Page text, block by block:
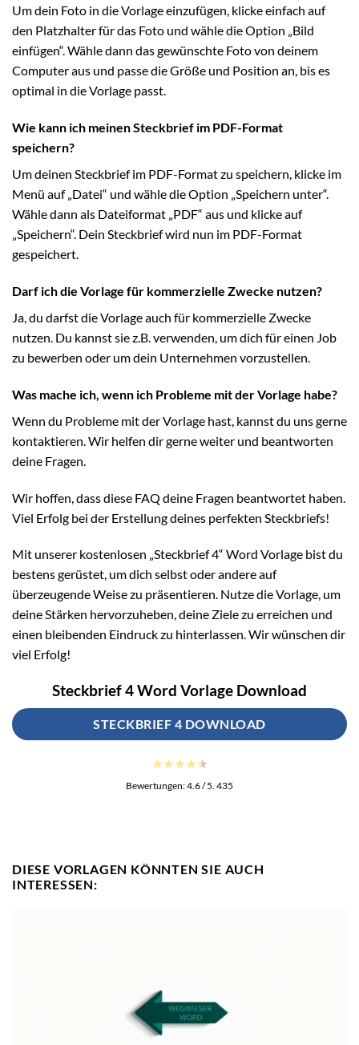
Um dein Foto in die Vorlage einzufügen, klicke einfach auf
den Platzhalter für das Foto und wähle die Option „Bild
einfügen“. Wähle dann das gewünschte Foto von deinem
Computer aus und passe die Größe und Position an, bis es
optimal in die Vorlage passt.
Wie kann ich meinen Steckbrief im PDF-Format
speichern?
Um deinen Steckbrief im PDF-Format zu speichern, klicke im
Menü auf „Datei“ und wähle die Option „Speichern unter“.
Wähle dann als Dateiformat „PDF“ aus und klicke auf
„Speichern“. Dein Steckbrief wird nun im PDF-Format
gespeichert.
Darf ich die Vorlage für kommerzielle Zwecke nutzen?
Ja, du darfst die Vorlage auch für kommerzielle Zwecke
nutzen. Du kannst sie z.B. verwenden, um dich für einen Job
zu bewerben oder um dein Unternehmen vorzustellen.
Was mache ich, wenn ich Probleme mit der Vorlage habe?
Wenn du Probleme mit der Vorlage hast, kannst du uns gerne
kontaktieren. Wir helfen dir gerne weiter und beantworten
deine Fragen.
Wir hoffen, dass diese FAQ deine Fragen beantwortet haben.
Viel Erfolg bei der Erstellung deines perfekten Steckbriefs!
Mit unserer kostenlosen „Steckbrief 4“ Word Vorlage bist du
bestens gerüstet, um dich selbst oder andere auf
überzeugende Weise zu präsentieren. Nutze die Vorlage, um
deine Stärken hervorzuheben, deine Ziele zu erreichen und
einen bleibenden Eindruck zu hinterlassen. Wir wünschen dir
viel Erfolg!
Steckbrief 4 Word Vorlage Download
STECKBRIEF 4 DOWNLOAD
Bewertungen:4.6/ 5. 435
DIESE VORLAGEN KÖNNTEN SIE AUCH
INTERESSEN: